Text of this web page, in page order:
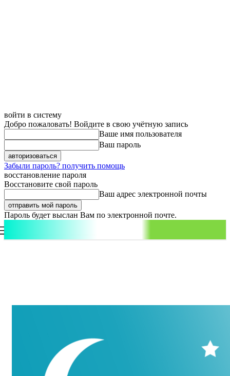
войти в систему
Добро пожаловать! Войдите в свою учётную запись
Ваше имя пользователя
Ваш пароль
Забыли пароль? получить помощь
восстановление пароля
Восстановите свой пароль
Ваш адрес электронной почты
Пароль будет выслан Вам по электронной почте.